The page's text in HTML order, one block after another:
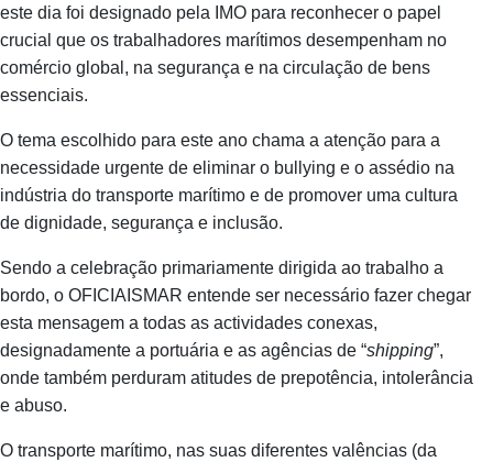
este dia foi designado pela IMO para reconhecer o papel
crucial que os trabalhadores marítimos desempenham no
comércio global, na segurança e na circulação de bens
essenciais.
O tema escolhido para este ano chama a atenção para a
necessidade urgente de eliminar o bullying e o assédio na
indústria do transporte marítimo e de promover uma cultura
de dignidade, segurança e inclusão.
Sendo a celebração primariamente dirigida ao trabalho a
bordo, o OFICIAISMAR entende ser necessário fazer chegar
esta mensagem a todas as actividades conexas,
designadamente a portuária e as agências de “shipping”,
onde também perduram atitudes de prepotência, intolerância
e abuso.
O transporte marítimo, nas suas diferentes valências (da